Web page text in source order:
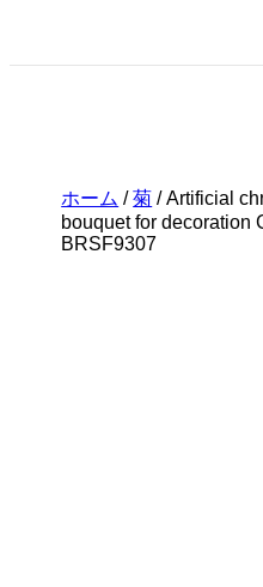
ホーム /菊 / Artificial
bouquet for decoration
BRSF9307